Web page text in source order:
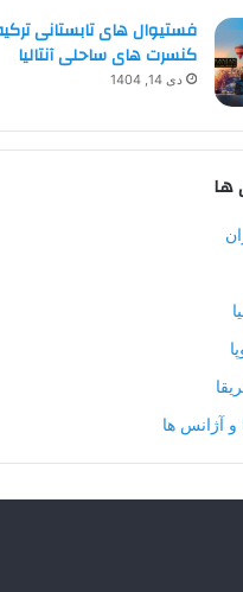
فستیوال های تابستانی
کنسرت های ساحلی آنتالیا
دی 14, 1404
ها
و آژانس ها